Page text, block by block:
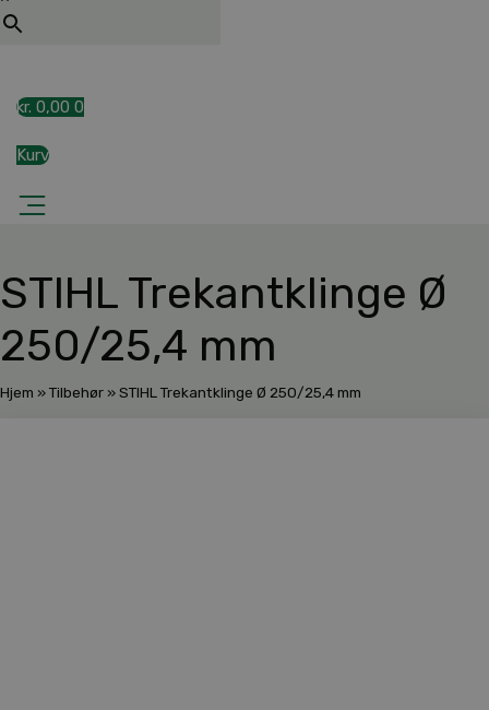
kr. 0,00 0
Kurv
STIHL Trekantklinge Ø
250/25,4 mm
Hjem »Tilbehør»STIHL Trekantklinge Ø 250/25,4 mm